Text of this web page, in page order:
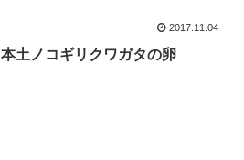
2017.11.04
本土ノコギリクワガタの卵